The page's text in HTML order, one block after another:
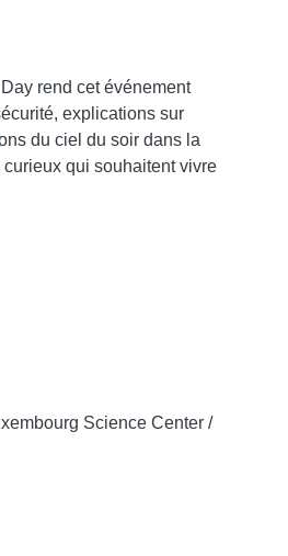
rend cet événement
explications sur
du ciel du soir dans la
curieux qui souhaitent vivre
Science Center /